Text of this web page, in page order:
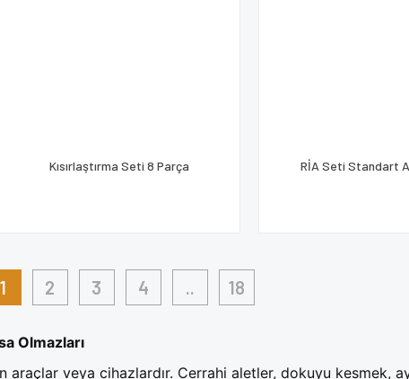
Kısırlaştırma Seti 8 Parça RİA Seti Standart
1 2 3 4 .. 18
Olmazları
araçlar veya cihazlardır. Cerrahi aletler, dokuyu kesmek,